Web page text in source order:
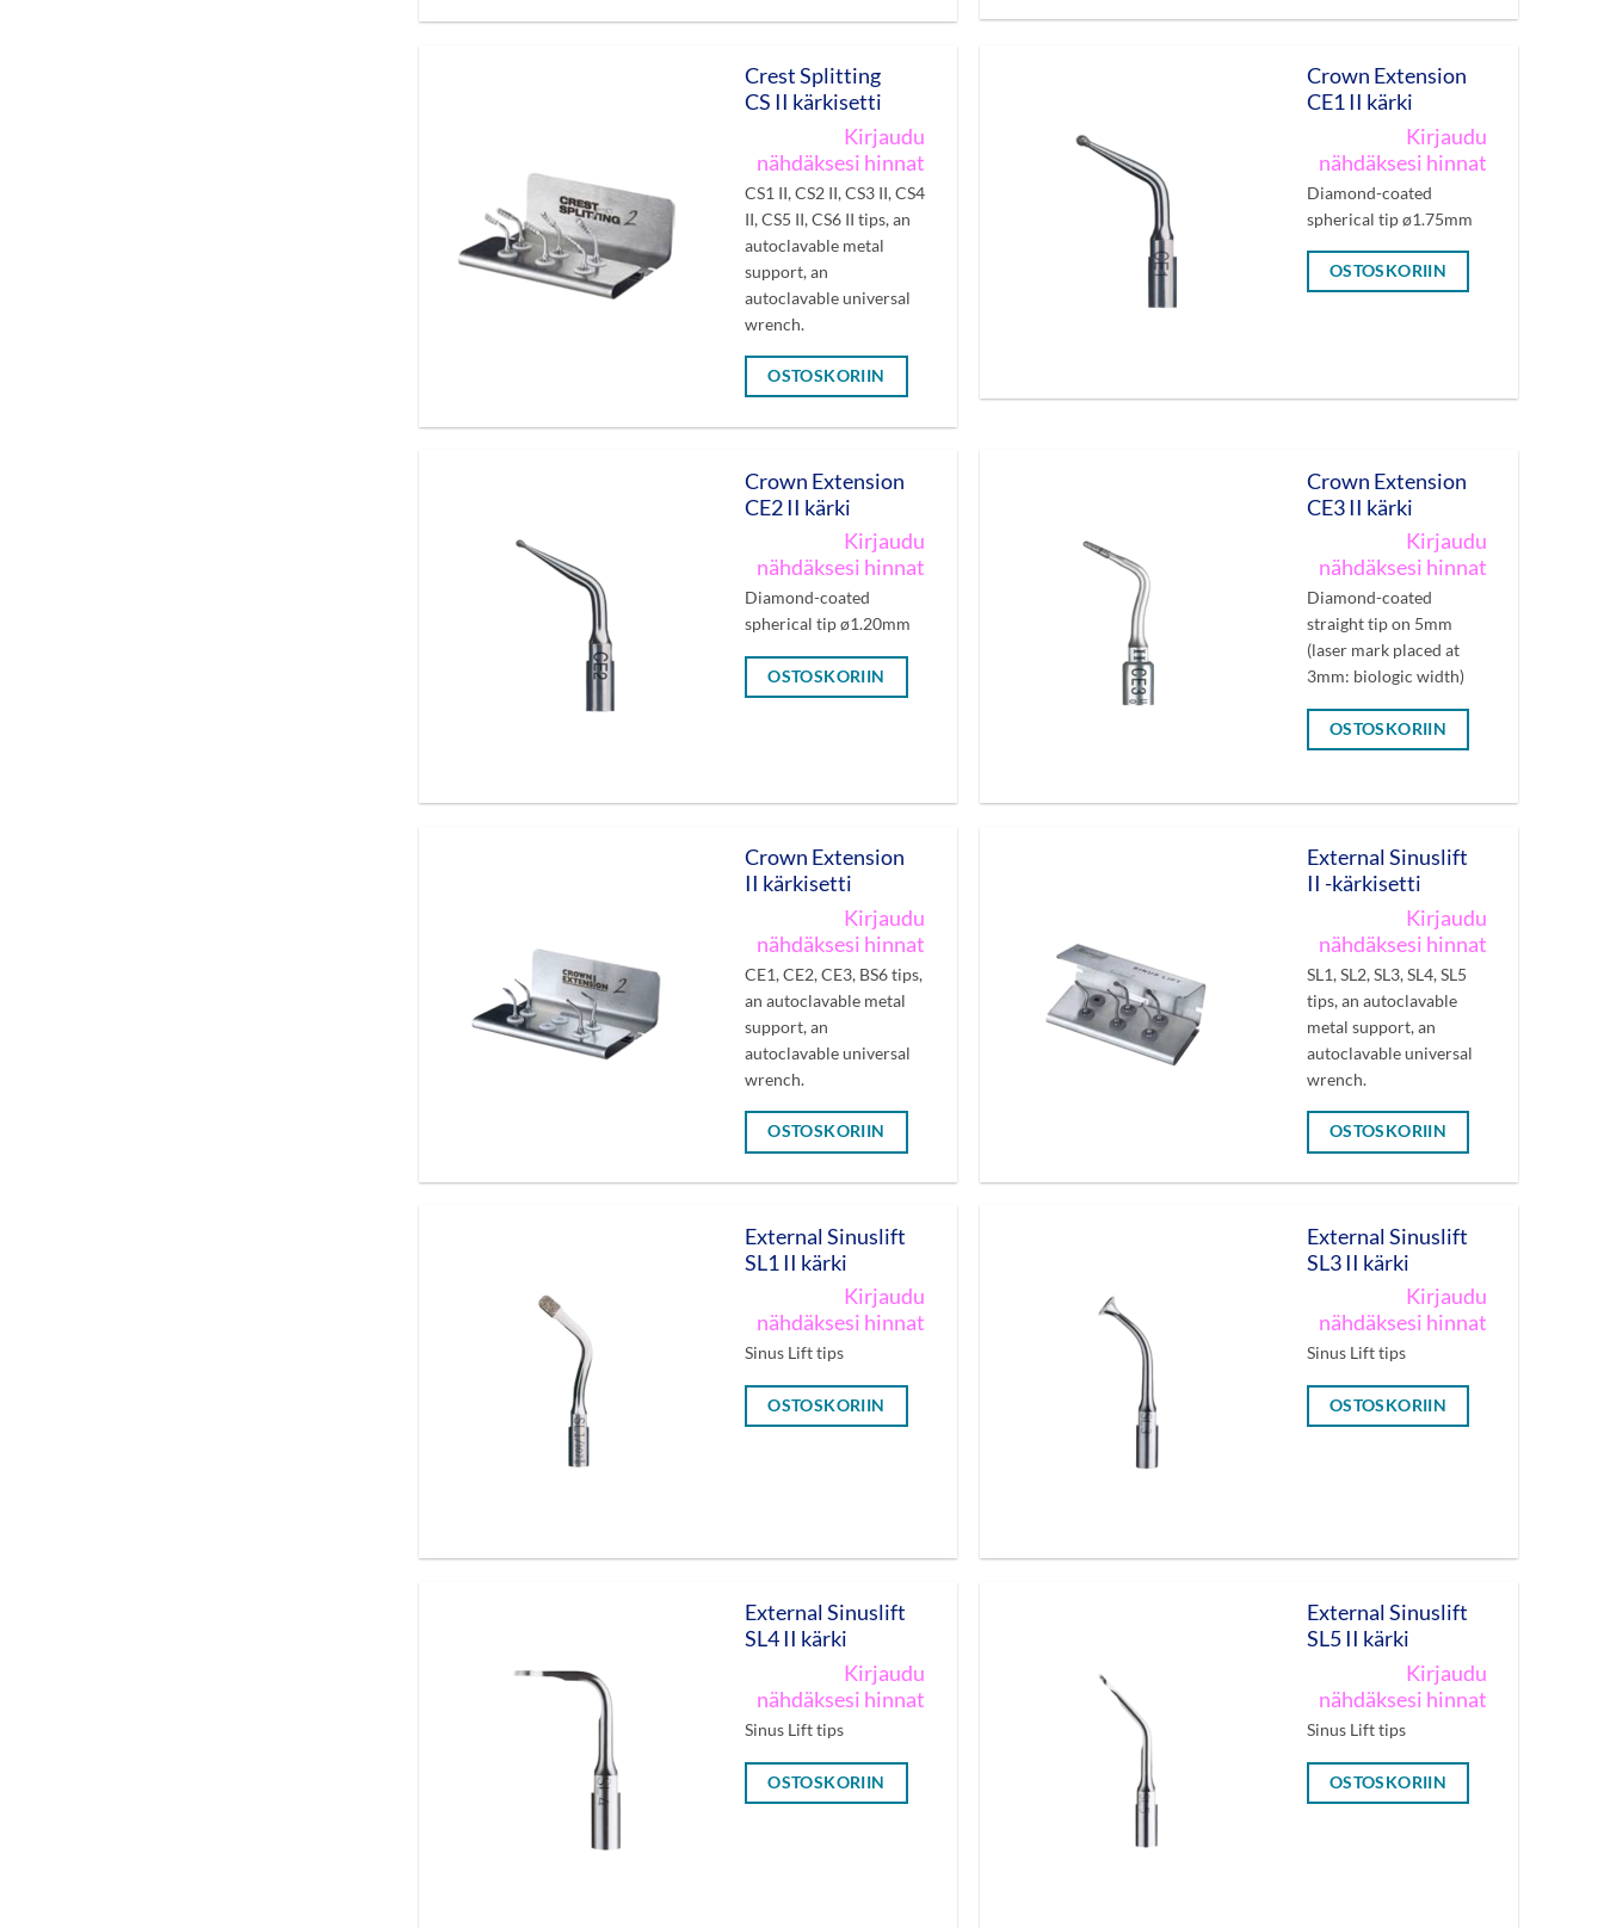
Crest Splitting
CS II kärkisetti
Kirjaudu
nähdäksesi hinnat
CS1 II, CS2 II, CS3 II, CS4
II, CS5 II, CS6 II tips, an
autoclavable metal
support, an
autoclavable universal
wrench.
OSTOSKORIIN
Crown Extension
CE1 II kärki
Kirjaudu
nähdäksesi hinnat
Diamond-coated
spherical tip ø1.75mm
OSTOSKORIIN
Crown Extension
CE2 II kärki
Kirjaudu
nähdäksesi hinnat
Diamond-coated
spherical tip ø1.20mm
OSTOSKORIIN
Crown Extension
CE3 II kärki
Kirjaudu
nähdäksesi hinnat
Diamond-coated
straight tip on 5mm
(laser mark placed at
3mm: biologic width)
OSTOSKORIIN
Crown Extension
II kärkisetti
Kirjaudu
nähdäksesi hinnat
CE1, CE2, CE3, BS6 tips,
an autoclavable metal
support, an
autoclavable universal
wrench.
OSTOSKORIIN
External Sinuslift
II -kärkisetti
Kirjaudu
nähdäksesi hinnat
SL1, SL2, SL3, SL4, SL5
tips, an autoclavable
metal support, an
autoclavable universal
wrench.
OSTOSKORIIN
External Sinuslift
SL1 II kärki
Kirjaudu
nähdäksesi hinnat
Sinus Lift tips
OSTOSKORIIN
External Sinuslift
SL3 II kärki
Kirjaudu
nähdäksesi hinnat
Sinus Lift tips
OSTOSKORIIN
External Sinuslift
SL4 II kärki
Kirjaudu
nähdäksesi hinnat
Sinus Lift tips
OSTOSKORIIN
External Sinuslift
SL5 II kärki
Kirjaudu
nähdäksesi hinnat
Sinus Lift tips
OSTOSKORIIN